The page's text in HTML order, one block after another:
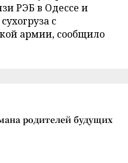
РЭБ в Одессе и
с
армии, сообщило
родителей будущих